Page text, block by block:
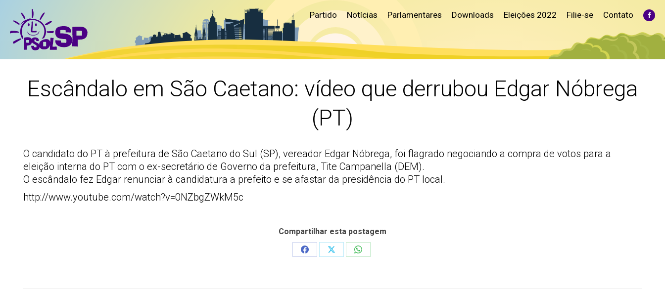
Partido Notícias Parlamentares Downloads Eleições 2022 Filie-se Contato
Escândalo em São Caetano: vídeo que derrubou Edgar Nóbrega
(PT)
O candidato do PT à prefeitura de São Caetano do Sul (SP), vereador Edgar Nóbrega, foi flagrado negociando a compra de votos para a
eleição interna do PT com o ex-secretário de Governo da prefeitura, Tite Campanella (DEM).
O escândalo fez Edgar renunciar à candidatura a prefeito e se afastar da presidência do PT local.
http://www.youtube.com/watch?v=0NZbgZWkM5c
Compartilhar esta postagem
Share
Share
Share